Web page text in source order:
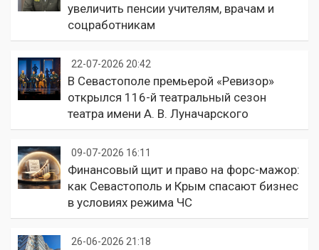
увеличить пенсии учителям, врачам и
соцработникам
22-07-2026 20:42
В Севастополе премьерой «Ревизор»
открылся 116-й театральный сезон
театра имени А. В. Луначарского
09-07-2026 16:11
Финансовый щит и право на форс-мажор:
как Севастополь и Крым спасают бизнес
в условиях режима ЧС
26-06-2026 21:18